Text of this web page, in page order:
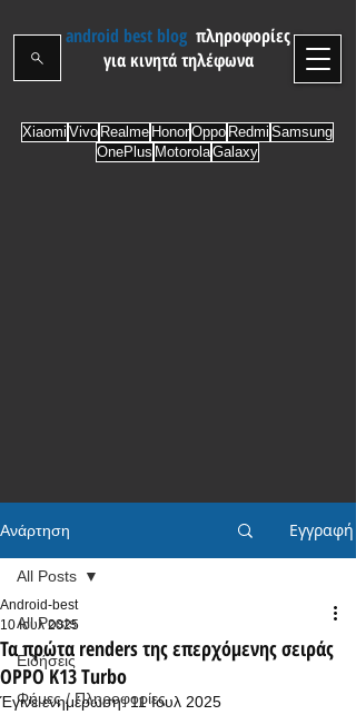
android best blog πληροφορίες
για κινητά τηλέφωνα
Xiaomi Vivo Realme HonorOppo Redmi Samsung
OnePlus MotorolaGalaxy
Ανάρτηση Εγγραφή
All Posts
Ειδήσεις
Φήμες / Πληροφορίες
All Posts
Τα πρώτα renders της επερχόμενης σειράς
OPPO K13 Turbo
Android-best
10 Ιουλ 2025
Έγινε ενημέρωση:11 Ιουλ 2025